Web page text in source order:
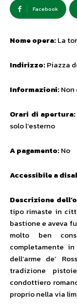
Facebook
Nome opera:La
Indirizzo:Piazza
Informazioni:
Orari di apertura:
solo l’esterno
A pagamento:No
Accessibile a
Descrizione
tipo rimaste in
bastione e aveva
molto ben
completamente
dell’arme de’
tradizione
condottiero
proprio nella via